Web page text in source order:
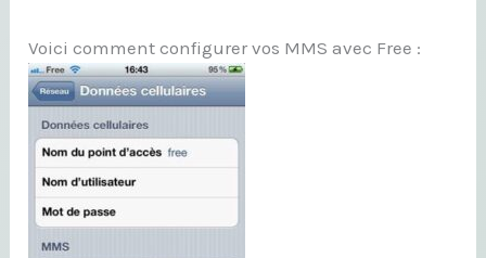
Voici comment configurer vos MMS avec Free :